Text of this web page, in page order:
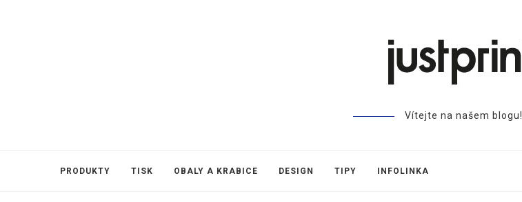
Vítejte na našem blogu!
PRODUKTY TISK OBALY A KRABICE DESIGN TIPY INFOLINKA